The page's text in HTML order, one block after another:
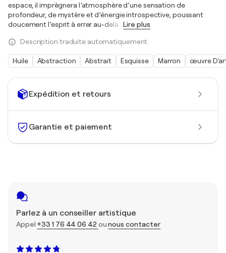
Expédition et retours
Garantie et paiement
Parlez à un conseiller artistique
Appel +33 1 76 44 06 42 ounous contacter
espace, il imprègnera l’atmosphère d’une sensation de
profondeur, de mystère et d’énergie introspective, poussant
doucement l’esprit à errer au-delà
Lire plus
Description traduite automatiquement.
Huile Abstraction Abstrait Esquisse Marron œuvre